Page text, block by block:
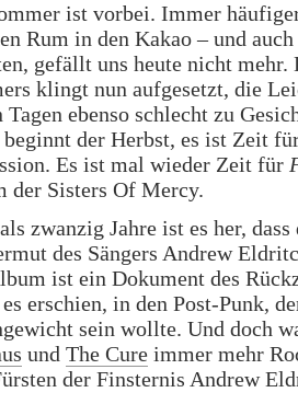
ist vorbei. Immer
Rum in den Kakao – und
gefällt uns heute nicht mehr.
klingt nun aufgesetzt, die
Tagen ebenso schlecht zu
beginnt der Herbst, es ist Zeit
Es ist mal wieder Zeit für
der Sisters Of Mercy.
zwanzig Jahre ist es her,
des Sängers Andrew
ist ein Dokument des
erschien, in den Post-Punk,
sein wollte. Und doch
und The Cure immer mehr
der Finsternis Andrew